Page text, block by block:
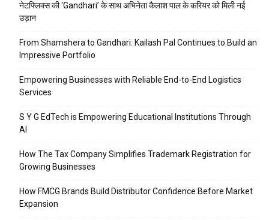
नेटफ्लिक्स की ‘Gandhari’ के साथ अभिनेता कैलाश पाल के करियर को मिली नई
उड़ान
From Shamshera to Gandhari: Kailash Pal Continues to Build an
Impressive Portfolio
Empowering Businesses with Reliable End-to-End Logistics
Services
S Y G EdTech is Empowering Educational Institutions Through
AI
How The Tax Company Simplifies Trademark Registration for
Growing Businesses
How FMCG Brands Build Distributor Confidence Before Market
Expansion